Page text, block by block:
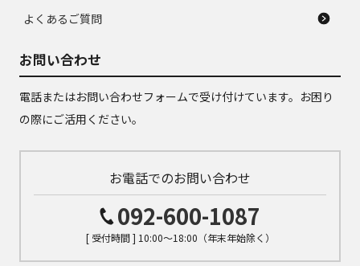
よくあるご質問
お問い合わせ
電話またはお問い合わせフォームで受け付けています。お困り
の際にご活用ください。
お電話でのお問い合わせ
092-600-1087
[ 受付時間 ] 10:00～18:00（年末年始除く）